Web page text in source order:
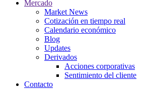
Mercado
Market News
Cotización en tiempo real
Calendario económico
Blog
Updates
Derivados
Acciones corporativas
Sentimiento del cliente
Contacto